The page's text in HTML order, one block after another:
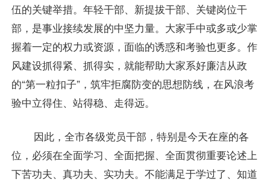
伍的关键举措。年轻干部、新提拔干部、关键岗位干
部，是事业接续发展的中坚力量。大家手中或多或少掌
握着一定的权力或资源，面临的诱惑和考验也更多。作
风建设抓得紧、抓得实，就能帮助大家系好廉洁从政
的“第一粒扣子”，筑牢拒腐防变的思想防线，在风浪考
验中立得住、站得稳、走得远。
因此，全市各级党员干部，特别是今天在座的各
位，必须在全面学习、全面把握、全面贯彻重要论述上
下苦功夫、真功夫、实功夫。不能满足于学过了、知道